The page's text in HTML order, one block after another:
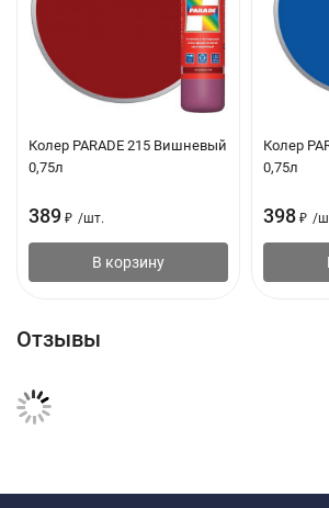
Светостойкость: 8 баллов
Объем: 0.75 л
Подготовка поверхности
Поверхности, особенно впитывающие и
Нанесение
сделать пробное нанесение на
насыщенным.
После смешивания краски с колером
Колер PARADE 215 Вишневый
0,75л
389 ₽ /шт.
В корзину
Колер
0,75л
398 ₽ /
Отзывы